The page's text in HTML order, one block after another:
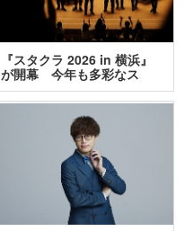
『スタクラ 2026 in 横浜』
が開幕 今年も多彩なス
テ…